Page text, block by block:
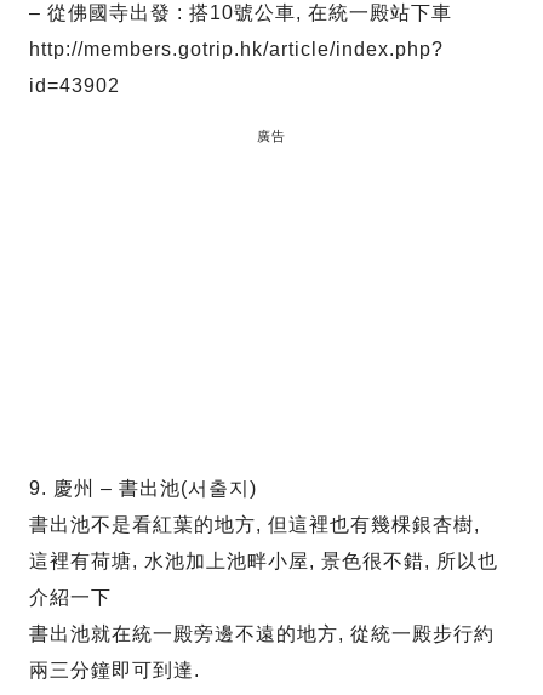
– 從佛國寺出發 : 搭10號公車, 在統一殿站下車
http://members.gotrip.hk/article/index.php?
id=43902
廣告
9. 慶州 – 書出池(서출지)
書出池不是看紅葉的地方, 但這裡也有幾棵銀杏樹,
這裡有荷塘, 水池加上池畔小屋, 景色很不錯, 所以也
介紹一下
書出池就在統一殿旁邊不遠的地方, 從統一殿步行約
兩三分鐘即可到達.